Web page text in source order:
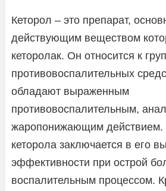
Кеторол – это препарат,
действующим веществом
кеторолак. Он относится к
противовоспалительных
обладают выраженным
противовоспалительным,
жаропонижающим
кеторола заключается в его
эффективности при острой
воспалительным процессом.